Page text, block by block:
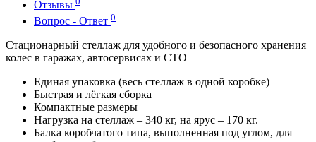
Отзывы
Вопрос - Ответ 0
Стационарный стеллаж для удобного и безопасного хранения
колес в гаражах, автосервисах и СТО
Единая упаковка (весь стеллаж в одной коробке)
Быстрая и лёгкая сборка
Компактные размеры
Нагрузка на стеллаж – 340 кг, на ярус – 170 кг.
Балка коробчатого типа, выполненная под углом, для